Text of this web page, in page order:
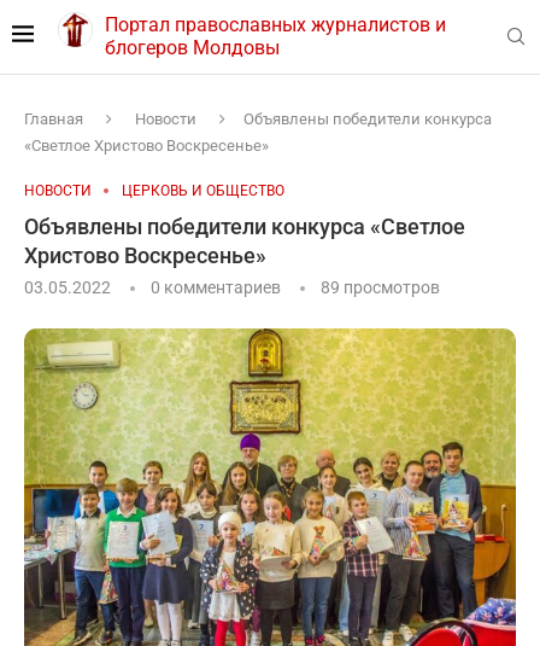
Портал православных журналистов и
блогеров Молдовы
Главная Новости
Объявлены победители конкурса
«Светлое Христово Воскресенье»
НОВОСТИ ЦЕРКОВЬ И ОБЩЕСТВО
Объявлены победители конкурса «Светлое
Христово Воскресенье»
03.05.2022 0 комментариев 89 просмотров